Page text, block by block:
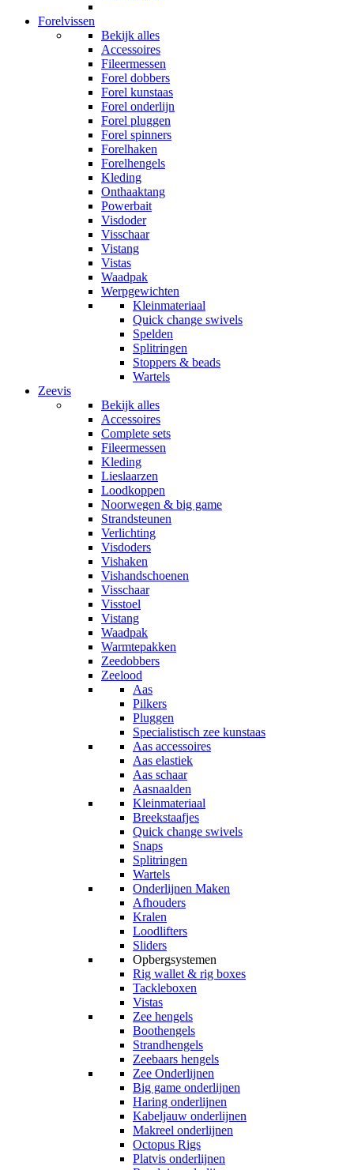
Forelvissen
Bekijk alles
Accessoires
Fileermessen
Forel dobbers
Forel kunstaas
Forel onderlijn
Forel pluggen
Forel spinners
Forelhaken
Forelhengels
Kleding
Onthaaktang
Powerbait
Visdoder
Visschaar
Vistang
Vistas
Waadpak
Werpgewichten
Kleinmateriaal
Quick change swivels
Spelden
Splitringen
Stoppers & beads
Wartels
Zeevis
Bekijk alles
Accessoires
Complete sets
Fileermessen
Kleding
Lieslaarzen
Loodkoppen
Noorwegen & big game
Strandsteunen
Verlichting
Visdoders
Vishaken
Vishandschoenen
Visschaar
Visstoel
Vistang
Waadpak
Warmtepakken
Zeedobbers
Zeelood
Aas
Pilkers
Pluggen
Specialistisch zee kunstaas
Aas accessoires
Aas elastiek
Aas schaar
Aasnaalden
Kleinmateriaal
Breekstaafjes
Quick change swivels
Snaps
Splitringen
Wartels
Onderlijnen Maken
Afhouders
Kralen
Loodlifters
Sliders
Opbergsystemen
Rig wallet & rig boxes
Tackleboxen
Vistas
Zee hengels
Boothengels
Strandhengels
Zeebaars hengels
Zee Onderlijnen
Big game onderlijnen
Haring onderlijnen
Kabeljauw onderlijnen
Makreel onderlijnen
Octopus Rigs
Platvis onderlijnen